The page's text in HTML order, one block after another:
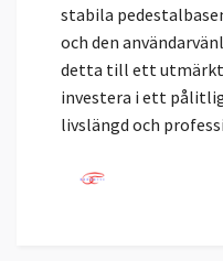
stabila
och den
detta till ett utmärkt
investera i ett
livslängd och